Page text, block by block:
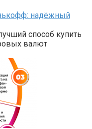
надёжный
способ купить
валют